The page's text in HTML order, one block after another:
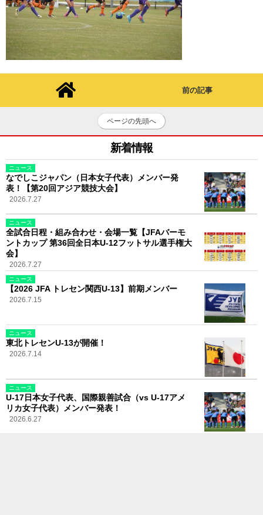
前の記事
ページの先頭へ
新着情報
ニュース
なでしこジャパン（日本女子代表）メンバー発
表！【第20回アジア競技大会】
2026.7.27
ニュース
全試合日程・組み合わせ・会場一覧【JFAバーモ
ントカップ 第36回全日本U-12フットサル選手権大
会】
2026.7.27
ニュース
【2026 JFA トレセン関西U-13】前期メンバー
2026.7.15
ニュース
東北トレセンU-13が開催！
2026.7.14
ニュース
U-17日本女子代表、国際親善試合（vs U-17アメ
リカ女子代表）メンバー発表！
2026.6.27